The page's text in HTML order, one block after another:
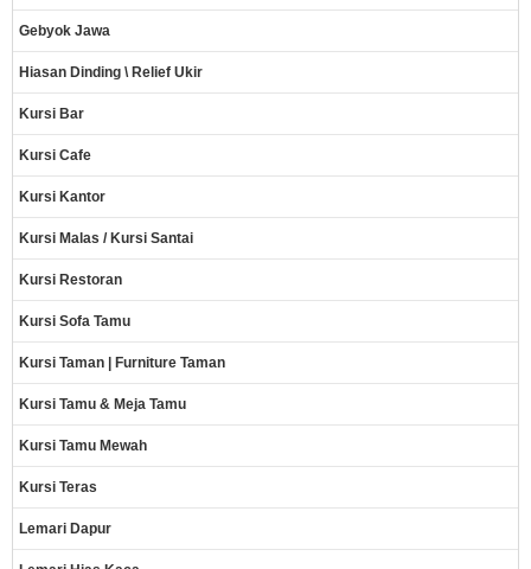
Gebyok Jawa
Hiasan Dinding \ Relief Ukir
Kursi Bar
Kursi Cafe
Kursi Kantor
Kursi Malas / Kursi Santai
Kursi Restoran
Kursi Sofa Tamu
Kursi Taman | Furniture Taman
Kursi Tamu & Meja Tamu
Kursi Tamu Mewah
Kursi Teras
Lemari Dapur